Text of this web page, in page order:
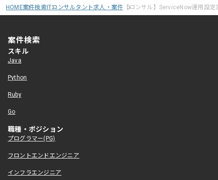
HOME案件検索ITコンサルタント求人・案件 【コンサル】ServiceNow運用設定
案件検索
スキル
Java
Python
Ruby
Go
職種・ポジション
プログラマー(PG)
フロントエンドエンジニア
インフラエンジニア